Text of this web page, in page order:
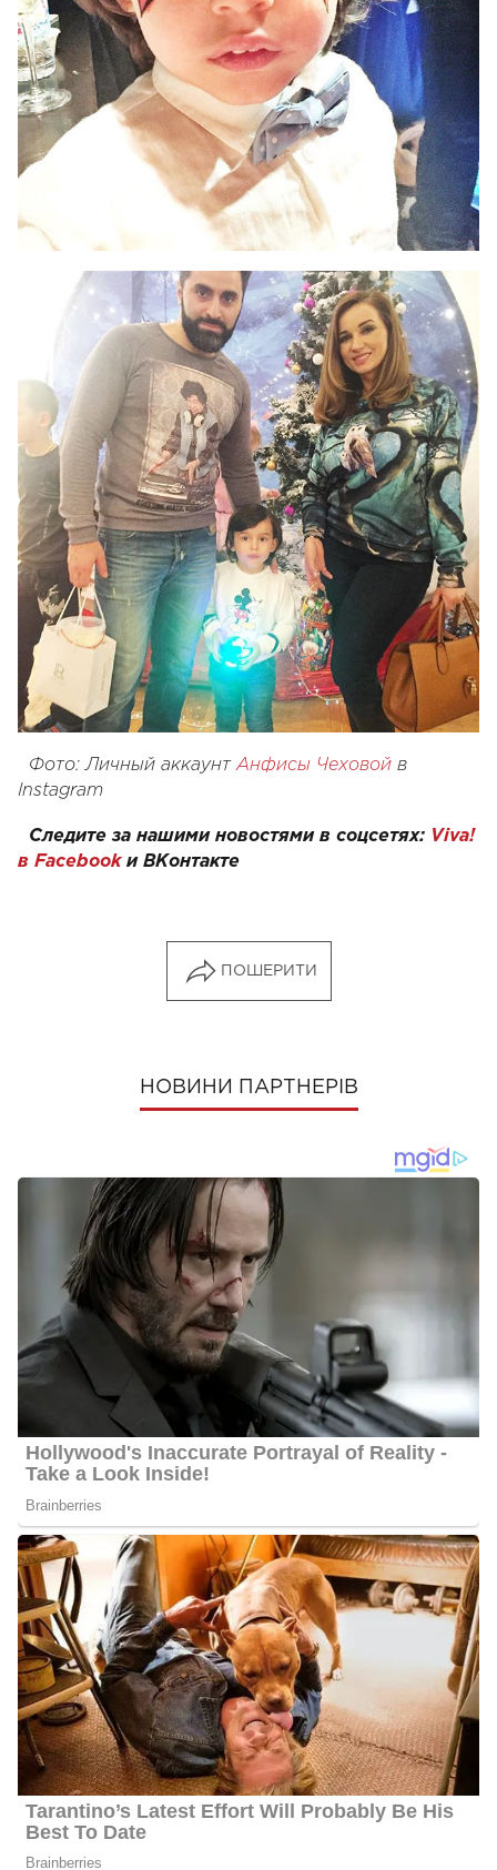
Фото: Личный аккаунт Анфисы Чеховой в
Instagram
Следите за нашими новостями в соцсетях: Viva!
в Facebookи ВКонтакте
ПОШЕРИТИ
НОВИНИ ПАРТНЕРІВ